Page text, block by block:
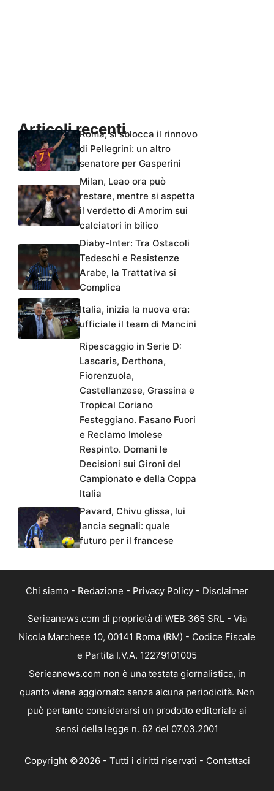
Articoli recentiRoma, si sblocca il rinnovo
di Pellegrini: un altro
senatore per Gasperini
Milan, Leao ora può
restare, mentre si aspetta
il verdetto di Amorim sui
calciatori in bilico
Diaby-Inter: Tra Ostacoli
Tedeschi e Resistenze
Arabe, la Trattativa si
Complica
Italia, inizia la nuova era:
ufficiale il team di Mancini
Ripescaggio in Serie D:
Lascaris, Derthona,
Fiorenzuola,
Castellanzese, Grassina e
Tropical Coriano
Festeggiano. Fasano Fuori
e Reclamo Imolese
Respinto. Domani le
Decisioni sui Gironi del
Campionato e della Coppa
Italia
Pavard, Chivu glissa, lui
lancia segnali: quale
futuro per il francese
Chi siamo - Redazione - Privacy Policy - Disclaimer
Serieanews.com di proprietà di WEB 365 SRL - Via
Nicola Marchese 10, 00141 Roma (RM) - Codice Fiscale
e Partita I.V.A. 12279101005
Serieanews.com non è una testata giornalistica, in
quanto viene aggiornato senza alcuna periodicità. Non
può pertanto considerarsi un prodotto editoriale ai
sensi della legge n. 62 del 07.03.2001
Copyright ©2026 - Tutti i diritti riservati - Contattaci